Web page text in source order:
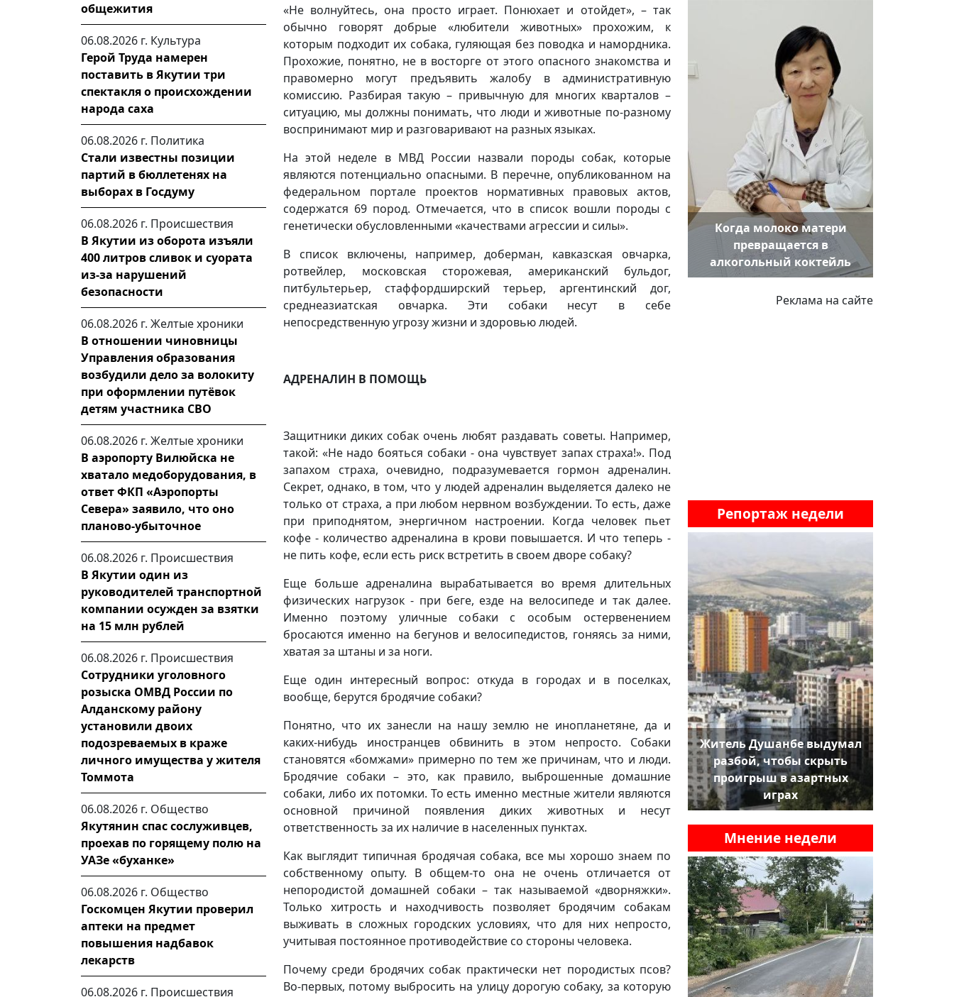
общежития
06.08.2026 г. Культура
Герой Труда намерен
поставить в Якутии три
спектакля о происхождении
народа саха
06.08.2026 г. Политика
Стали известны позиции
партий в бюллетенях на
выборах в Госдуму
06.08.2026 г. Происшествия
В Якутии из оборота изъяли
400 литров сливок и суората
из-за нарушений
безопасности
06.08.2026 г. Желтые хроники
В отношении чиновницы
Управления образования
возбудили дело за волокиту
при оформлении путёвок
детям участника СВО
06.08.2026 г. Желтые хроники
В аэропорту Вилюйска не
хватало медоборудования, в
ответ ФКП «Аэропорты
Севера» заявило, что оно
планово-убыточное
06.08.2026 г. Происшествия
В Якутии один из
руководителей транспортной
компании осужден за взятки
на 15 млн рублей
06.08.2026 г. Происшествия
Сотрудники уголовного
розыска ОМВД России по
Алданскому району
установили двоих
подозреваемых в краже
личного имущества у жителя
Томмота
06.08.2026 г. Общество
Якутянин спас сослуживцев,
проехав по горящему полю на
УАЗе «буханке»
06.08.2026 г. Общество
Госкомцен Якутии проверил
аптеки на предмет
повышения надбавок
лекарств
06.08.2026 г. Происшествия
«Не волнуйтесь, она просто играет. Понюхает и отойдет», – так
обычно говорят добрые «любители животных» прохожим, к
которым подходит их собака, гуляющая без поводка и намордника.
Прохожие, понятно, не в восторге от этого опасного знакомства и
правомерно могут предъявить жалобу в административную
комиссию. Разбирая такую – привычную для многих кварталов –
ситуацию, мы должны понимать, что люди и животные по-разному
воспринимают мир и разговаривают на разных языках.
На этой неделе в МВД России назвали породы собак, которые
являются потенциально опасными. В перечне, опубликованном на
федеральном портале проектов нормативных правовых актов,
содержатся 69 пород. Отмечается, что в список вошли породы с
генетически обусловленными «качествами агрессии и силы».
В список включены, например, доберман, кавказская овчарка,
ротвейлер, московская сторожевая, американский бульдог,
питбультерьер, стаффордширский терьер, аргентинский дог,
среднеазиатская овчарка. Эти собаки несут в себе
непосредственную угрозу жизни и здоровью людей.
АДРЕНАЛИН В ПОМОЩЬ
Защитники диких собак очень любят раздавать советы. Например,
такой: «Не надо бояться собаки - она чувствует запах страха!». Под
запахом страха, очевидно, подразумевается гормон адреналин.
Секрет, однако, в том, что у людей адреналин выделяется далеко не
только от страха, а при любом нервном возбуждении. То есть, даже
при приподнятом, энергичном настроении. Когда человек пьет
кофе - количество адреналина в крови повышается. И что теперь -
не пить кофе, если есть риск встретить в своем дворе собаку?
Еще больше адреналина вырабатывается во время длительных
физических нагрузок - при беге, езде на велосипеде и так далее.
Именно поэтому уличные собаки с особым остервенением
бросаются именно на бегунов и велосипедистов, гоняясь за ними,
хватая за штаны и за ноги.
Еще один интересный вопрос: откуда в городах и в поселках,
вообще, берутся бродячие собаки?
Понятно, что их занесли на нашу землю не инопланетяне, да и
каких-нибудь иностранцев обвинить в этом непросто. Собаки
становятся «бомжами» примерно по тем же причинам, что и люди.
Бродячие собаки – это, как правило, выброшенные домашние
собаки, либо их потомки. То есть именно местные жители являются
основной причиной появления диких животных и несут
ответственность за их наличие в населенных пунктах.
Как выглядит типичная бродячая собака, все мы хорошо знаем по
собственному опыту. В общем-то она не очень отличается от
непородистой домашней собаки – так называемой «дворняжки».
Только хитрость и находчивость позволяет бродячим собакам
выживать в сложных городских условиях, что для них непросто,
учитывая постоянное противодействие со стороны человека.
Почему среди бродячих собак практически нет породистых псов?
Во-первых, потому выбросить на улицу дорогую собаку, за которую
Когда молоко матери
превращается в
алкогольный коктейль
Реклама на сайте
Репортаж недели
Житель Душанбе выдумал
разбой, чтобы скрыть
проигрыш в азартных
играх
Мнение недели